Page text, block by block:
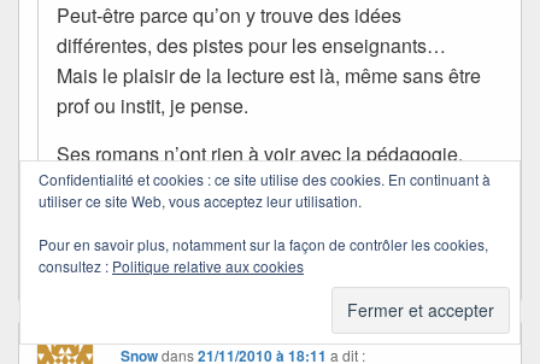
Peut-être parce qu’on y trouve des idées
différentes, des pistes pour les enseignants…
Mais le plaisir de la lecture est là, même sans être
prof ou instit, je pense.
Ses romans n’ont rien à voir avec la pédagogie.
Je me suis bien amusée en les lisant.
Snowdans21/11/2010 à 18:11 a dit :
Confidentialité et cookies : ce site utilise des cookies. En continuant à
utiliser ce site Web, vous acceptez leur utilisation.
Pour en savoir plus, notamment sur la façon de contrôler les cookies,
consultez : Politique relative aux cookies